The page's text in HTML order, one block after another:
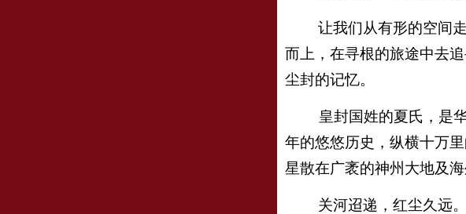
让我们从有形的空间
而上，在寻根的旅途中去
尘封的记忆。
皇封国姓的夏氏，是
年的悠悠历史，纵横十万
星散在广袤的神州大地及
关河迢递，红尘久远